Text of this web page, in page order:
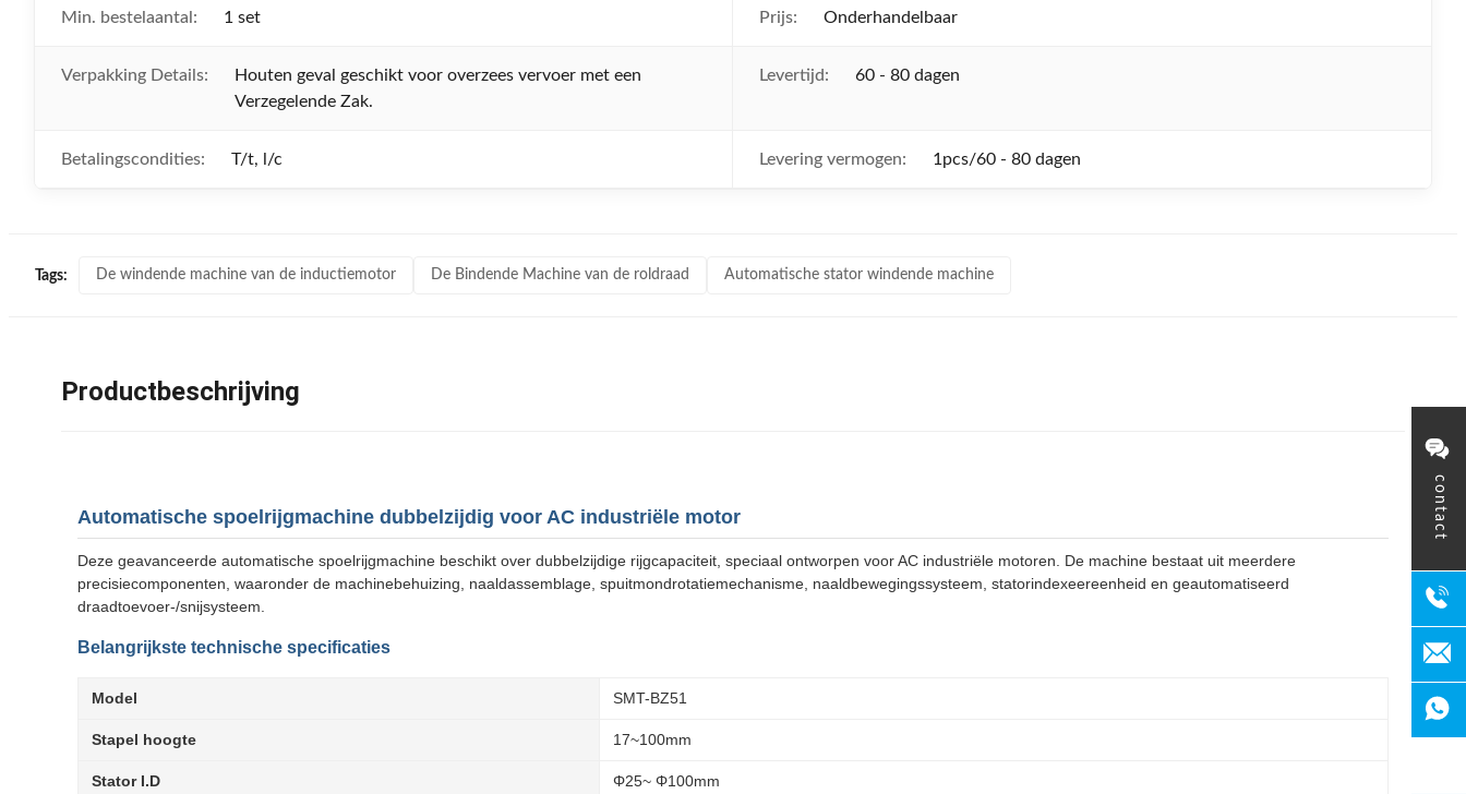
contact
Min. bestelaantal: 1 set Prijs: Onderhandelbaar
Verpakking Details:
Houten geval geschikt voor overzees vervoer met een
Verzegelende Zak.
Levertijd: 60 - 80 dagen
Betalingscondities: T/t, l/c Levering vermogen: 1pcs/60 - 80 dagen
Tags: De windende machine van de inductiemotor De Bindende Machine van de roldraad Automatische stator windende machine
Productbeschrijving
Automatische spoelrijgmachine dubbelzijdig voor AC industriële motor
Deze geavanceerde automatische spoelrijgmachine beschikt over dubbelzijdige rijgcapaciteit, speciaal ontworpen voor AC industriële motoren. De machine bestaat uit meerdere
precisiecomponenten, waaronder de machinebehuizing, naaldassemblage, spuitmondrotatiemechanisme, naaldbewegingssysteem, statorindexeereenheid en geautomatiseerd
draadtoevoer-/snijsysteem.
Belangrijkste technische specificaties
Model SMT-BZ51
Stapel hoogte 17~100mm
Stator I.D Φ25~ Φ100mm